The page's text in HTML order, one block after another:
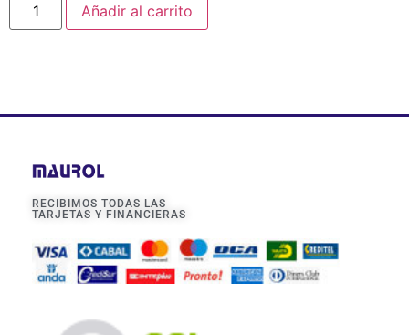
Añadir al carrito
RECIBIMOS TODAS LAS
TARJETAS Y FINANCIERAS